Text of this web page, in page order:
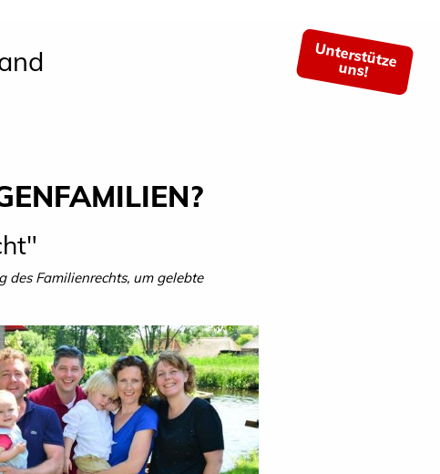
Unterstütze
uns!
Familienrechts, um gelebte